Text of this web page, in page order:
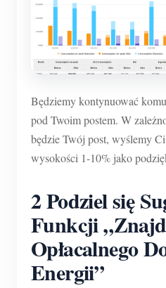
Będziemy kontynuować
pod Twoim postem. W
będzie Twój post, wyślemy
wysokości 1-10% jako
2 Podziel się
Funkcji
Opłacalnego
Energii”